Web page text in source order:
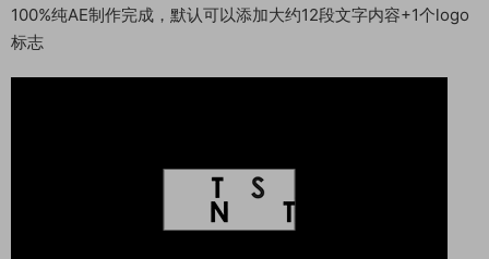
100%纯AE制作完成，默认可以添加大约12段文字内容+1个logo
标志